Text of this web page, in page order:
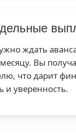
ждать
Вы
что дарит
и уверенность.